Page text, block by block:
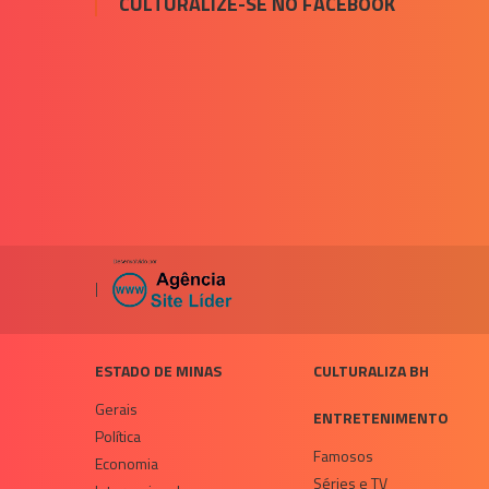
|
ESTADO DE MINAS
Gerais
Política
Economia
CULTURALIZA BH
ENTRETENIMENTO
Famosos
Séries e TV